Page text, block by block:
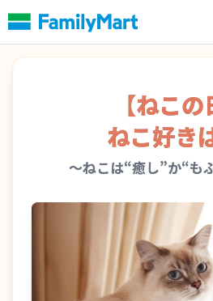
文
へ
【ねこの
ねこ好き
～ねこは“癒し”か“も